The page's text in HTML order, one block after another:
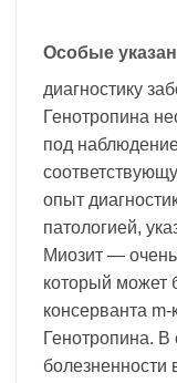
Особые
диагностику
Генотропина
под
опыт
патологией,
Миозит —
который может
консерванта
Генотропина.
болезненности